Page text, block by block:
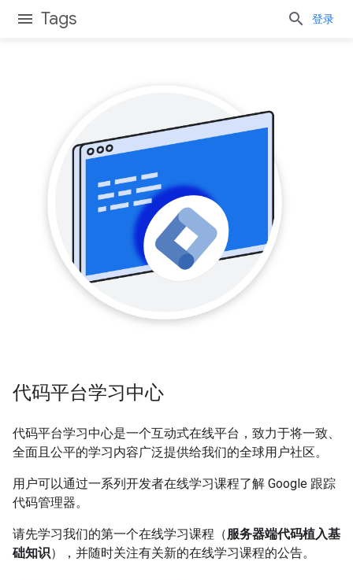
Tags 登录
代码平台学习中心
代码平台学习中心是一个互动式在线平台，致力于将一致、
全面且公平的学习内容广泛提供给我们的全球用户社区。
用户可以通过一系列开发者在线学习课程了解 Google 跟踪
代码管理器。
请先学习我们的第一个在线学习课程（服务器端代码植入基
础知识），并随时关注有关新的在线学习课程的公告。